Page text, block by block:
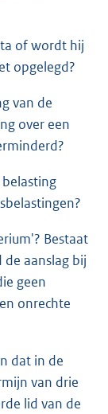
of wordt hij
opgelegd?
van de
over een
Bestaat
aanslag bij
geen
onrechte
dat in de
van drie
lid van de